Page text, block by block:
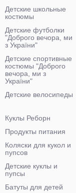
Детские школьные
костюмы
Детские футболки
"Доброго вечора, ми
з України"
Детские спортивные
костюмы "Доброго
вечора, ми з
України"
Детские велосипеды
Куклы Реборн
Продукты питания
Коляски для кукол и
пупсов
Детские куклы и
пупсы
Батуты для детей